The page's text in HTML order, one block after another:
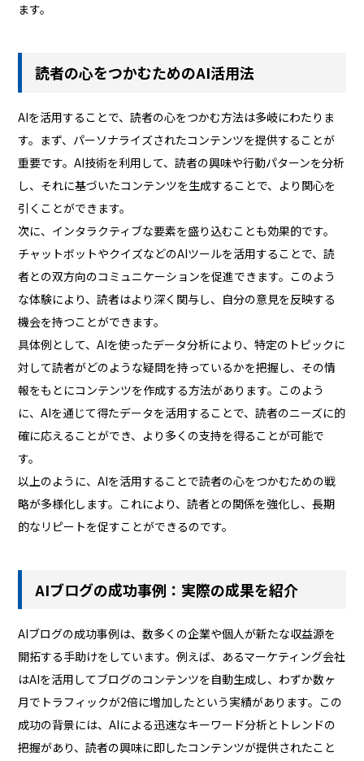
ます。
読者の心をつかむためのAI活用法
AIを活用することで、読者の心をつかむ方法は多岐にわたりま
す。まず、パーソナライズされたコンテンツを提供することが
重要です。AI技術を利用して、読者の興味や行動パターンを分析
し、それに基づいたコンテンツを生成することで、より関心を
引くことができます。
次に、インタラクティブな要素を盛り込むことも効果的です。
チャットボットやクイズなどのAIツールを活用することで、読
者との双方向のコミュニケーションを促進できます。このよう
な体験により、読者はより深く関与し、自分の意見を反映する
機会を持つことができます。
具体例として、AIを使ったデータ分析により、特定のトピックに
対して読者がどのような疑問を持っているかを把握し、その情
報をもとにコンテンツを作成する方法があります。このよう
に、AIを通じて得たデータを活用することで、読者のニーズに的
確に応えることができ、より多くの支持を得ることが可能で
す。
以上のように、AIを活用することで読者の心をつかむための戦
略が多様化します。これにより、読者との関係を強化し、長期
的なリピートを促すことができるのです。
AIブログの成功事例：実際の成果を紹介
AIブログの成功事例は、数多くの企業や個人が新たな収益源を
開拓する手助けをしています。例えば、あるマーケティング会社
はAIを活用してブログのコンテンツを自動生成し、わずか数ヶ
月でトラフィックが2倍に増加したという実績があります。この
成功の背景には、AIによる迅速なキーワード分析とトレンドの
把握があり、読者の興味に即したコンテンツが提供されたこと